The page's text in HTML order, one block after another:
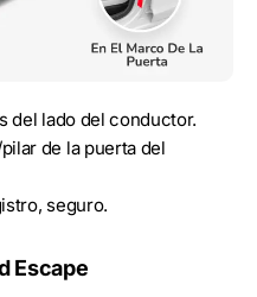
del lado del conductor.
de la puerta del
seguro.
Escape